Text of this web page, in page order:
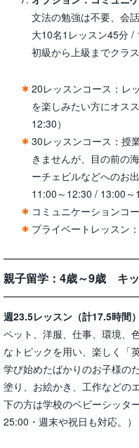
文法の勉強は不要、会
大10名1レッスン45分 /
初級から上級までクラ
20レッスンコース：レ
を楽しみたい方にオス
12:30）
30レッスンコース：授
きませんが、目の前の
ーチェビルなどへのお
11:00～12:30 / 13:00～
コミュニケーションコ
プライベートレッスン
親子留学：4歳～9歳 キ
週23.5レッスン（計17.5時間
ペット、洋服、仕事、環境、
なトピックを用い、楽しく「
学び始めたばかりのお子様の
塗り、お絵かき、工作などの
下の方は学校のベビーシッタ
25:00・週末や祝日も対応。）